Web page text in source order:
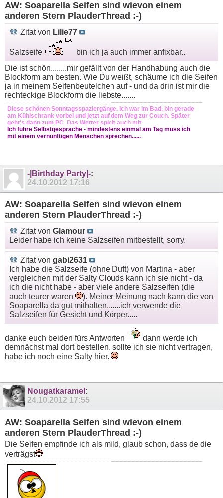
AW: Soaparella Seifen sind wievon einem
anderen Stern PlauderThread :-)
Zitat von Lilie77
Salzseife
bin ich ja auch immer anfixbar..
Die ist schön........mir gefällt von der Handhabung auch die
Blockform am besten. Wie Du weißt, schäume ich die Seifen
ja in meinem Seifenbeutelchen auf - und da drin ist mir die
rechteckige Blockform die liebste.......
Diese schönen Sonntagsspaziergänge. Ich war im Bad, bin gerade
am Kühlschrank vorbei und jetzt auf dem Weg zur Couch. Später
geht's dann zum PC. Das Wetter spielt auch mit.
Ich führe Selbstgespräche - mindestens einmal am Tag muss ich
mit einem vernünftigen Menschen sprechen......
-|Birthday Party|-:
24.10.2012 17:16
AW: Soaparella Seifen sind wievon einem
anderen Stern PlauderThread :-)
Zitat von Glamour
Leider habe ich keine Salzseifen mitbestellt, sorry.
Zitat von gabi2631
Ich habe die Salzseife (ohne Duft) von Martina - aber
vergleichen mit der Salty Clouds kann ich sie nicht - da
ich die nicht habe - aber viele andere Salzseifen (die
auch teurer waren
). Meiner Meinung nach kann die von
Soaparella da gut mithalten.......ich verwende die
Salzseifen für Gesicht und Körper.....
danke euch beiden fürs Antworten
dann werde ich
demnächst mal dort bestellen. sollte ich sie nicht vertragen,
habe ich noch eine Salty hier.
Nougatkaramel :
24.10.2012 17:55
AW: Soaparella Seifen sind wievon einem
anderen Stern PlauderThread :-)
Die Seifen empfinde ich als mild, glaub schon, dass de die
verträgst